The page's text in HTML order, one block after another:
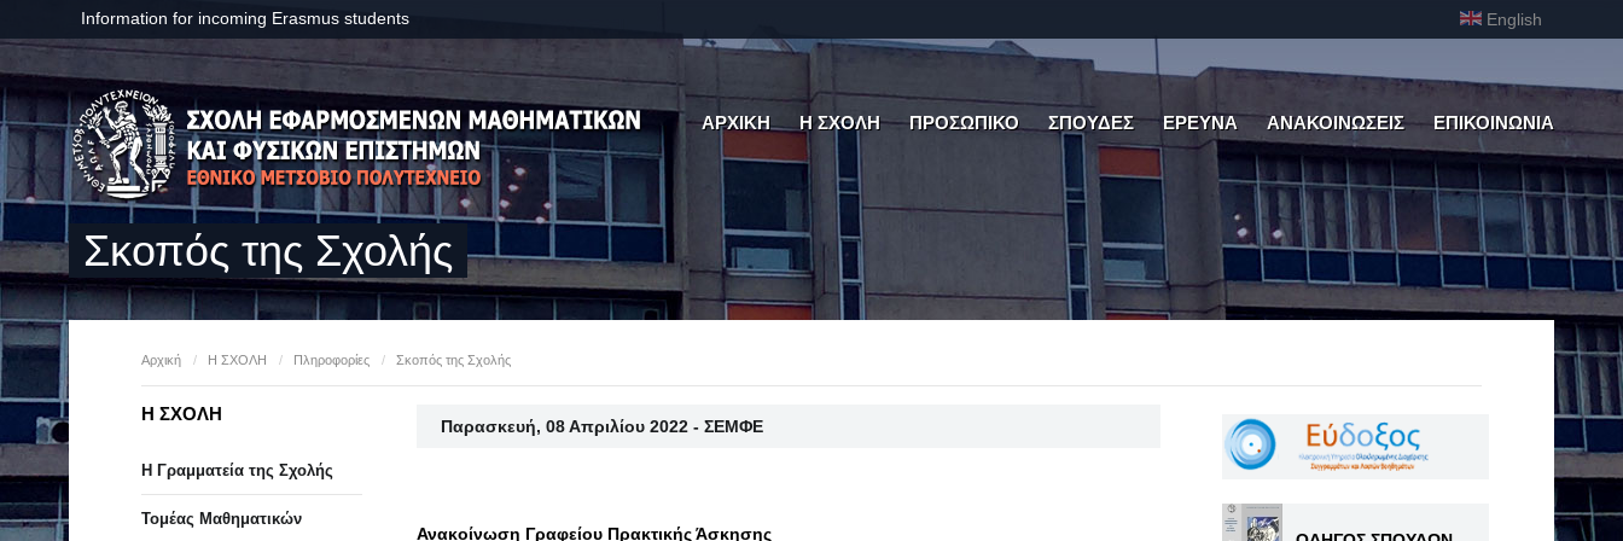
Information for incoming Erasmus students English
ΑΡΧΙΚΗ Η ΣΧΟΛΗ ΠΡΟΣΩΠΙΚΟ ΣΠΟΥΔΕΣ ΕΡΕΥΝΑ ΑΝΑΚΟΙΝΩΣΕΙΣ ΕΠΙΚΟΙΝΩΝΙΑ
Σκοπός της Σχολής
Αρχική / Η ΣΧΟΛΗ / Πληροφορίες / Σκοπός της Σχολής
Παρασκευή, 08 Απριλίου 2022 - ΣΕΜΦΕ
Ανακοίνωση Γραφείου Πρακτικής Άσκησης
Η ΣΧΟΛΗ
Η Γραμματεία της Σχολής
Τομέας Μαθηματικών